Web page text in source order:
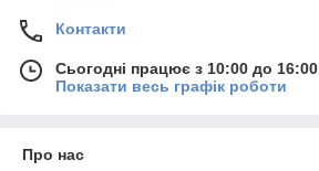
Контакти
Сьогодні працює з 10:00 до 16:00
Показати весь графік роботи
Про нас